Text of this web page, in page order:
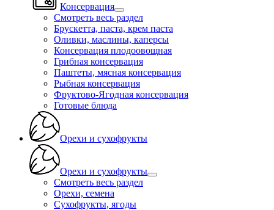
Консервация
Смотреть весь раздел
Брускетта, паста, крем паста
Оливки, маслины, каперсы
Консервация плодоовощная
Грибная консервация
Паштеты, мясная консервация
Рыбная консервация
Фруктово-Ягодная консервация
Готовые блюда
Орехи и сухофрукты
Орехи и сухофрукты
Смотреть весь раздел
Орехи, семена
Сухофрукты, ягоды